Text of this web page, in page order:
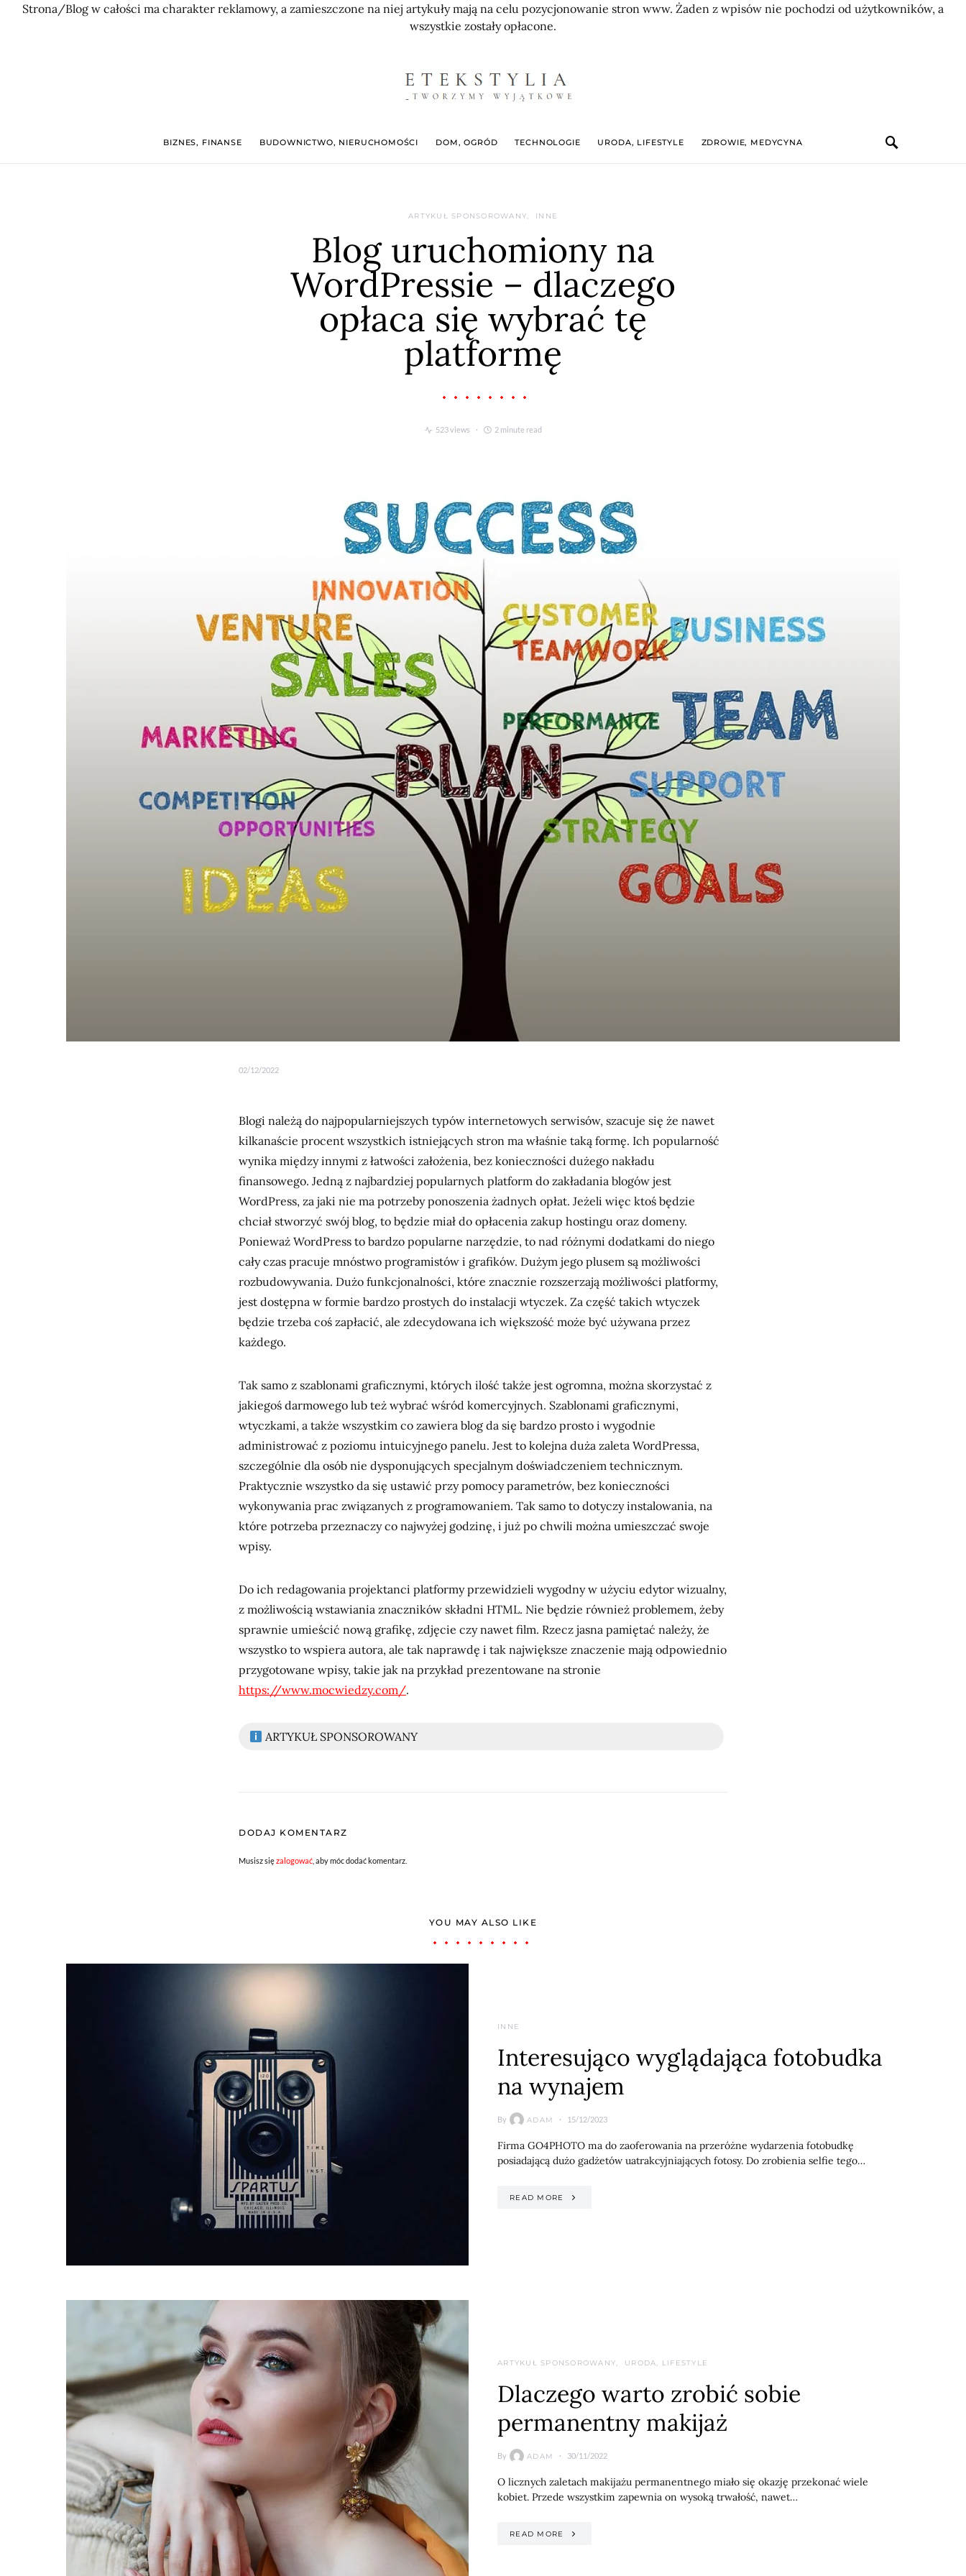
Strona/Blog w całości ma charakter reklamowy, a zamieszczone na niej artykuły mają na celu pozycjonowanie stron www. Żaden z wpisów nie pochodzi od użytkowników, a
wszystkie zostały opłacone.
BIZNES, FINANSE BUDOWNICTWO, NIERUCHOMOŚCI DOM, OGRÓD TECHNOLOGIE URODA, LIFESTYLE ZDROWIE, MEDYCYNA
ARTYKUŁ SPONSOROWANY INNE
Blog uruchomiony na
WordPressie – dlaczego
opłaca się wybrać tę
platformę
523 views 2 minute read
02/12/2022
Blogi należą do najpopularniejszych typów internetowych serwisów, szacuje się że nawet
kilkanaście procent wszystkich istniejących stron ma właśnie taką formę. Ich popularność
wynika między innymi z łatwości założenia, bez konieczności dużego nakładu
finansowego. Jedną z najbardziej popularnych platform do zakładania blogów jest
WordPress, za jaki nie ma potrzeby ponoszenia żadnych opłat. Jeżeli więc ktoś będzie
chciał stworzyć swój blog, to będzie miał do opłacenia zakup hostingu oraz domeny.
Ponieważ WordPress to bardzo popularne narzędzie, to nad różnymi dodatkami do niego
cały czas pracuje mnóstwo programistów i grafików. Dużym jego plusem są możliwości
rozbudowywania. Dużo funkcjonalności, które znacznie rozszerzają możliwości platformy,
jest dostępna w formie bardzo prostych do instalacji wtyczek. Za część takich wtyczek
będzie trzeba coś zapłacić, ale zdecydowana ich większość może być używana przez
każdego.
Tak samo z szablonami graficznymi, których ilość także jest ogromna, można skorzystać z
jakiegoś darmowego lub też wybrać wśród komercyjnych. Szablonami graficznymi,
wtyczkami, a także wszystkim co zawiera blog da się bardzo prosto i wygodnie
administrować z poziomu intuicyjnego panelu. Jest to kolejna duża zaleta WordPressa,
szczególnie dla osób nie dysponujących specjalnym doświadczeniem technicznym.
Praktycznie wszystko da się ustawić przy pomocy parametrów, bez konieczności
wykonywania prac związanych z programowaniem. Tak samo to dotyczy instalowania, na
które potrzeba przeznaczy co najwyżej godzinę, i już po chwili można umieszczać swoje
wpisy.
Do ich redagowania projektanci platformy przewidzieli wygodny w użyciu edytor wizualny,
z możliwością wstawiania znaczników składni HTML. Nie będzie również problemem, żeby
sprawnie umieścić nową grafikę, zdjęcie czy nawet film. Rzecz jasna pamiętać należy, że
wszystko to wspiera autora, ale tak naprawdę i tak największe znaczenie mają odpowiednio
przygotowane wpisy, takie jak na przykład prezentowane na stronie
https://www.mocwiedzy.com/.
ARTYKUŁ SPONSOROWANY
DODAJ KOMENTARZ
Musisz sięzalogować , aby móc dodać komentarz.
YOU MAY ALSO LIKE
INNE
Interesująco wyglądająca fotobudka
na wynajem
By ADAM 15/12/2023
Firma GO4PHOTO ma do zaoferowania na przeróżne wydarzenia fotobudkę
posiadającą dużo gadżetów uatrakcyjniających fotosy. Do zrobienia selfie tego…
READ MORE
ARTYKUŁ SPONSOROWANY URODA, LIFESTYLE
Dlaczego warto zrobić sobie
permanentny makijaż
By ADAM 30/11/2022
O licznych zaletach makijażu permanentnego miało się okazję przekonać wiele
kobiet. Przede wszystkim zapewnia on wysoką trwałość, nawet…
READ MORE